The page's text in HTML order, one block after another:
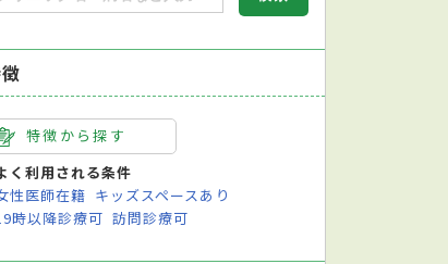
特徴から探す
く利用される条件
性医師在籍 キッズスペースあり
時以降診療可 訪問診療可